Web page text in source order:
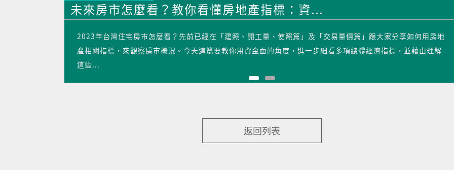
未來房市怎麼看？教你看懂房地產指標：資...
2023年台灣住宅房市怎麼看？先前已經在「建照、開工量、使照篇」及「交易量價篇」跟大家分享如何用房地
產相關指標，來觀察房市概況。今天這篇要教你用資金面的角度，進一步細看多項總體經濟指標，並藉由理解
這些...
返回列表